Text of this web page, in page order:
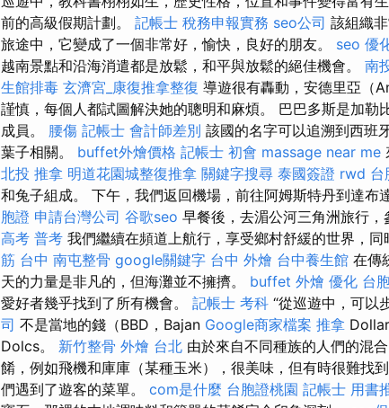
前的高級假期計劃。 記帳士 稅務申報實務 seo公司 該組織
旅途中，它變成了一個非常好，愉快，良好的朋友。 seo 優
越南景點和沿海消遣都是放鬆，和平與放鬆的絕佳機會。 南
生館排毒 玄濟宮_康復推拿整復 導遊很有轟動，安德里亞（
謹慎，每個人都試圖解決她的聰明和麻煩。 巴巴多斯是加勒
成員。 腰傷 記帳士 會計師差別 該國的名字可以追溯到西班
葉子相關。 buffet外燴價格 記帳士 初會 massage near me
北投 推拿 明道花園城整復推拿 關鍵字搜尋 泰國簽證 rwd 台
和兔子組成。 下午，我們返回機場，前往阿姆斯特丹到達布
胞證 申請台灣公司 谷歌seo 早餐後，去湄公河三角洲旅行，
高考 普考 我們繼續在頻道上航行，享受鄉村舒緩的世界，同
筋 台中 南屯整骨 google關鍵字 台中 外燴 台中養生館 在傳
天的力量是非凡的，但海灘並不擁擠。 buffet 外燴 優化 台
愛好者幾乎找到了所有機會。 記帳士 考科 “從巡遊中，可以
司 不是當地的錢（BBD，Bajan Google商家檔案 推拿
Dolcs。 新竹整骨 外燴 台北 由於來自不同種族的人們的混
餚，例如飛機和庫庫（某種玉米），很美味，但有時很難找
們遇到了遊客的菜單。 com是什麼 台胞證桃園 記帳士 用書